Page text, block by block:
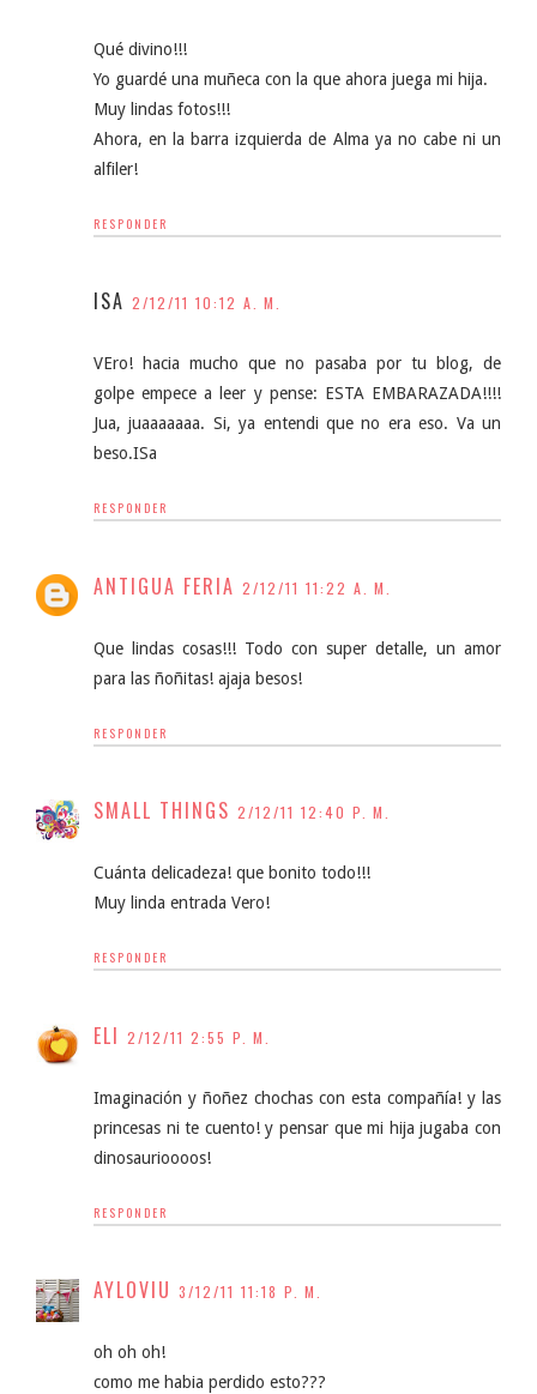
Qué divino!!!
Yo guardé una muñeca con la que ahora juega mi hija.
Muy lindas fotos!!!
Ahora, en la barra izquierda de Alma ya no cabe ni un
alfiler!
RESPONDER
ISA 2/12/11 10:12 A. M.
VEro! hacia mucho que no pasaba por tu blog, de
golpe empece a leer y pense: ESTA EMBARAZADA!!!!
Jua, juaaaaaaa. Si, ya entendi que no era eso. Va un
beso.ISa
RESPONDER
ANTIGUA FERIA 2/12/11 11:22 A. M.
Que lindas cosas!!! Todo con super detalle, un amor
para las ñoñitas! ajaja besos!
RESPONDER
SMALL THINGS 2/12/11 12:40 P. M.
Cuánta delicadeza! que bonito todo!!!
Muy linda entrada Vero!
RESPONDER
ELI 2/12/11 2:55 P. M.
Imaginación y ñoñez chochas con esta compañía! y las
princesas ni te cuento! y pensar que mi hija jugaba con
dinosaurioooos!
RESPONDER
AYLOVIU 3/12/11 11:18 P. M.
oh oh oh!
como me habia perdido esto???